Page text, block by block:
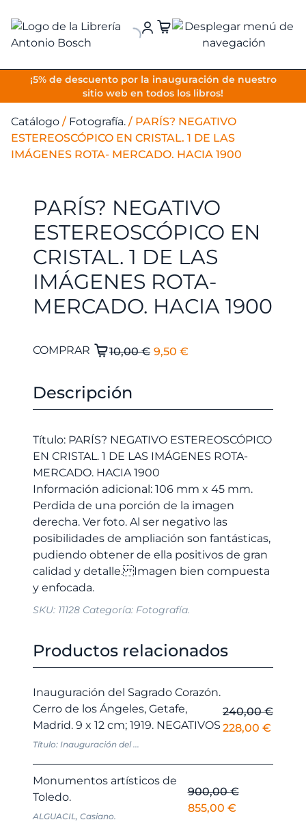
¡5% de descuento por la inauguración de nuestro
sitio web en todos los libros!
VOLVER
Catálogo / Fotografía. / PARÍS? NEGATIVO
ESTEREOSCÓPICO EN CRISTAL. 1 DE LAS
IMÁGENES ROTA- MERCADO. HACIA 1900
PARÍS? NEGATIVO
ESTEREOSCÓPICO EN
CRISTAL. 1 DE LAS
IMÁGENES ROTA-
MERCADO. HACIA 1900
10,00€ El
era:
9,50 €
es:
PARÍS?
EN
DE
LAS
IMÁGENES
ROTA-
MERCADO.
HACIA
1900
cantidad
COMPRAR
Descripción
Título: PARÍS? NEGATIVO ESTEREOSCÓPICO
EN CRISTAL. 1 DE LAS IMÁGENES ROTA-
MERCADO. HACIA 1900
Información adicional: 106 mm x 45 mm.
Perdida de una porción de la imagen
derecha. Ver foto. Al ser negativo las
posibilidades de ampliación son fantásticas,
pudiendo obtener de ella positivos de gran
calidad y detalle. Imagen bien compuesta
SKU: 11128 Categoría: Fotografía.
Productos relacionados
Inauguración del Sagrado Corazón.
Cerro de los Ángeles, Getafe,
Madrid. 9 x 12 cm; 1919. NEGATIVOS
Título: Inauguración del ...
240,00€
El
240,00 €.
228,00 €
Monumentos artísticos de
Toledo.
ALGUACIL, Casiano.
900,00€
El
855,00 €El